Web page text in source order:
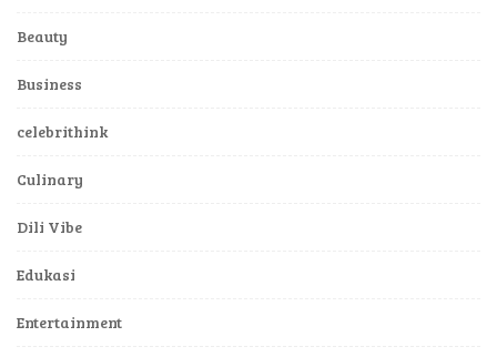
Beauty
Business
celebrithink
Culinary
Dili Vibe
Edukasi
Entertainment